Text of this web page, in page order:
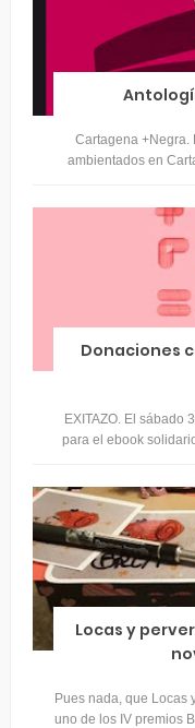
Cartagena +Negra.
ambientados en
Donaciones
EXITAZO. El sábado
para el ebook
Locas y
Pues nada, que Locas
uno de los IV premios